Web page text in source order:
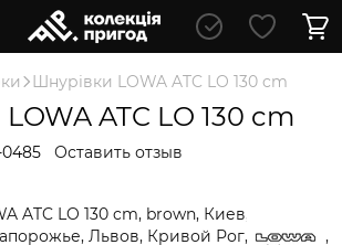
Шнурівки LOWA ATC LO 130 cm
ATC LO 130 cm
Оставить отзыв